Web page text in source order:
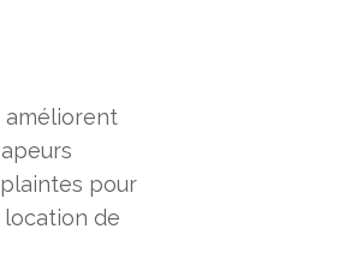
améliorent
pour
location de